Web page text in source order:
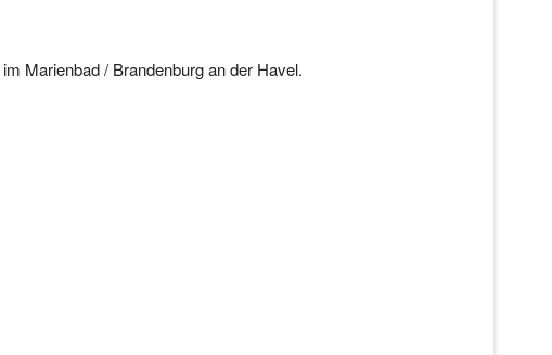
im Marienbad / Brandenburg an der Havel.